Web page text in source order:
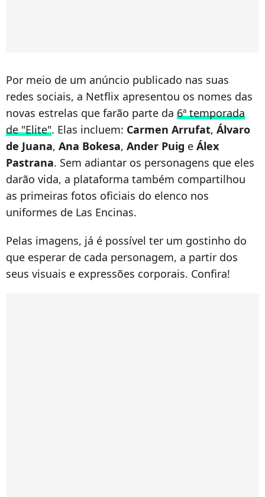
Por meio de um anúncio publicado nas suas
redes sociais, a Netflix apresentou os nomes das
novas estrelas que farão parte da 6ª temporada
de "Elite". Elas incluem: Carmen Arrufat, Álvaro
de Juana, Ana Bokesa, Ander Puig e Álex
Pastrana. Sem adiantar os personagens que eles
darão vida, a plataforma também compartilhou
as primeiras fotos oficiais do elenco nos
uniformes de Las Encinas.
Pelas imagens, já é possível ter um gostinho do
que esperar de cada personagem, a partir dos
seus visuais e expressões corporais. Confira!